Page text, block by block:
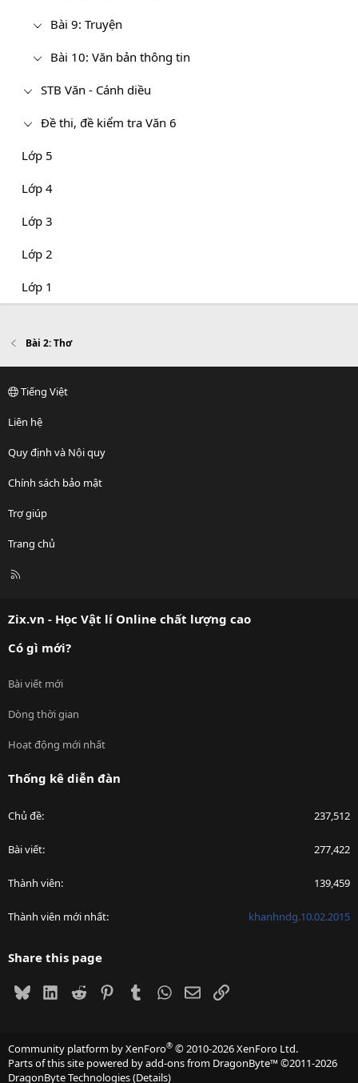
Bài 9: Truyện
Bài 10: Văn bản thông tin
STB Văn - Cánh diều
Đề thi, đề kiểm tra Văn 6
Lớp 5
Lớp 4
Lớp 3
Lớp 2
Lớp 1
Bài 2: Thơ
Tiếng Việt
Liên hệ
Quy định và Nội quy
Chính sách bảo mật
Trợ giúp
Trang chủ
R
Zix.vn - Học Vật lí Online chất lượng cao
Có gì mới?
Bài viết mới
Dòng thời gian
Hoạt động mới nhất
Thống kê diễn đàn
Chủ đề 237,512
Bài viết 277,422
Thành viên 139,459
Thành viên mới nhất khanhndg.10.02.2015
Share this page
BlueskyLinkedIn
Reddit PinterestTumblrWhatsApp
EmailLink
Community platform by XenForo® © 2010-2026 XenForo Ltd.
Parts of this site powered byadd-ons from DragonByte™©2011-2026
DragonByte Technologies(Details)